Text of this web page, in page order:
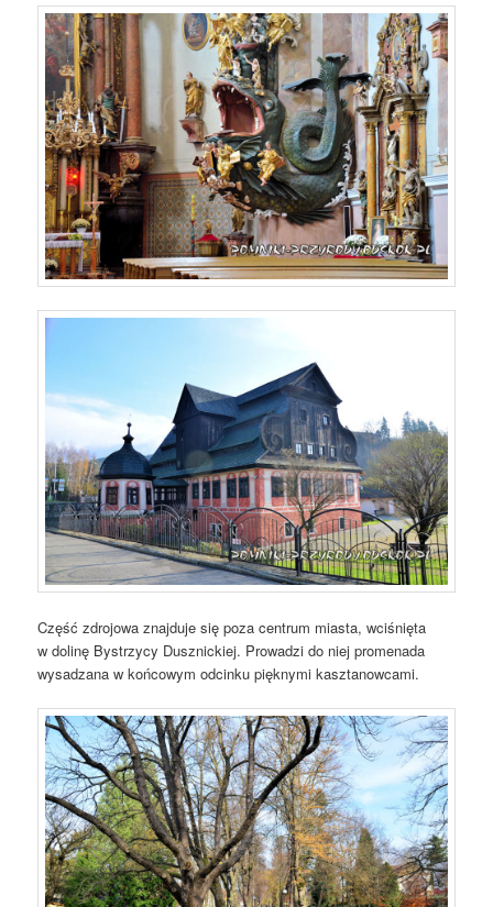
Część zdrojowa znajduje się poza centrum miasta, wciśnięta
w dolinę Bystrzycy Dusznickiej. Prowadzi do niej promenada
wysadzana w końcowym odcinku pięknymi kasztanowcami.